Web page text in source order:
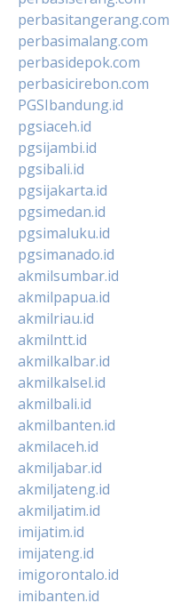
perbasitangerang.com
perbasimalang.com
perbasidepok.com
perbasicirebon.com
PGSIbandung.id
pgsiaceh.id
pgsijambi.id
pgsibali.id
pgsijakarta.id
pgsimedan.id
pgsimaluku.id
pgsimanado.id
akmilsumbar.id
akmilpapua.id
akmilriau.id
akmilntt.id
akmilkalbar.id
akmilkalsel.id
akmilbali.id
akmilbanten.id
akmilaceh.id
akmiljabar.id
akmiljateng.id
akmiljatim.id
imijatim.id
imijateng.id
imigorontalo.id
imibanten.id